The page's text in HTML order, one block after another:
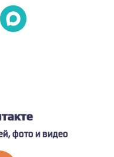
фото и видео